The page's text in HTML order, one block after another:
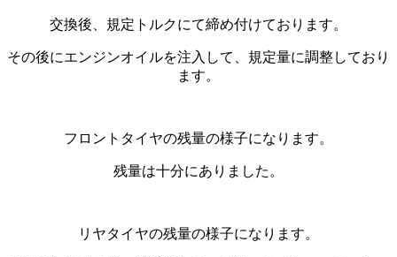
交換後、規定トルクにて締め付けております。
その後にエンジンオイルを注入して、規定量に調整しており
ます。
フロントタイヤの残量の様子になります。
残量は十分にありました。
リヤタイヤの残量の様子になります。